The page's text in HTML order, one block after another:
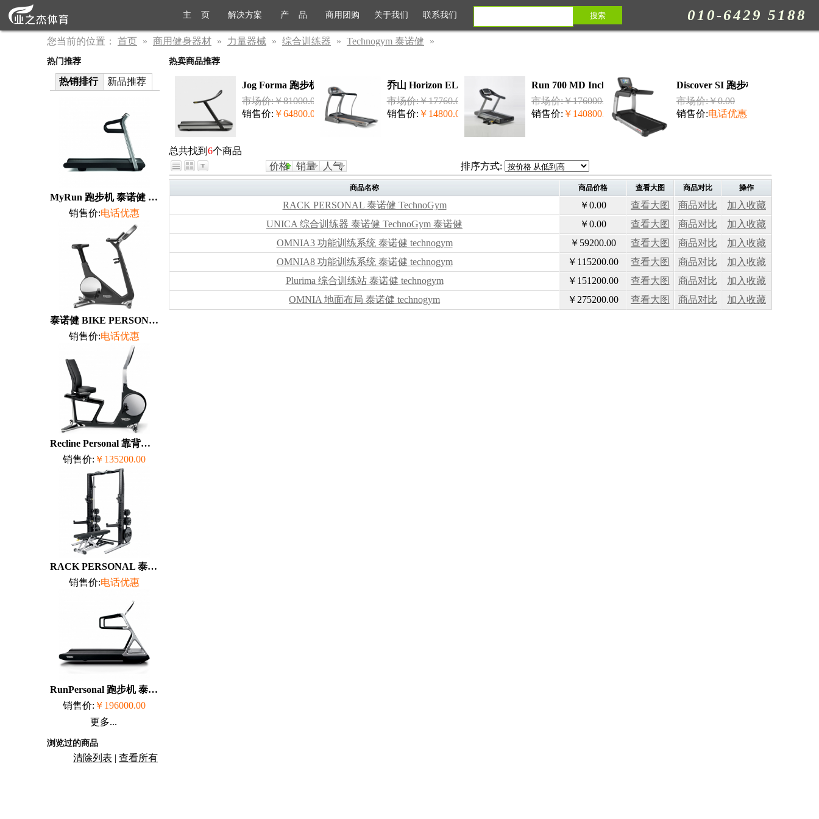
主 页 解决方案 产 品 商用团购 关于我们 联系我们 010-6429 5188
您当前的位置： 首页 » 商用健身器材 » 力量器械 » 综合训练器 » Technogym 泰诺健 »
热卖商品推荐
Jog Forma 跑步机 泰诺健...
市场价:￥81000.00
销售价: ￥64800.00
乔山 Horizon ELITE T4000 跑步机
市场价:￥17760.00
销售价: ￥14800.00
Run 700 MD Inclusive 跑步机...
市场价:￥176000.00
销售价: ￥140800.00
Discover SI 跑步机 力健...
市场价:￥0.00
销售价:电话优惠
总共找到 6个商品
价格
销量 人气 排序方式:
商品名称 商品价格 查看大图 商品对比 操作
RACK PERSONAL 泰诺健 TechnoGym ￥0.00 查看大图 商品对比
加入收藏
UNICA 综合训练器 泰诺健 TechnoGym 泰诺健
￥0.00 查看大图 商品对比
加入收藏
OMNIA3 功能训练系统 泰诺健 technogym
￥59200.00 查看大图 商品对比
加入收藏
OMNIA8 功能训练系统 泰诺健 technogym
￥115200.00 查看大图 商品对比
加入收藏
Plurima 综合训练站 泰诺健 technogym
￥151200.00 查看大图 商品对比
加入收藏
OMNIA 地面布局 泰诺健 technogym
￥275200.00 查看大图 商品对比 加入收藏
热门推荐
热销排行 新品推荐
MyRun 跑步机 泰诺健 TechnoGym
销售价:电话优惠
泰诺健 BIKE PERSONAL 立式健身车
销售价:电话优惠
Recline Personal 靠背式健身车 泰诺健...
销售价: ￥135200.00
RACK PERSONAL 泰诺健 TechnoGym
销售价:电话优惠
RunPersonal 跑步机 泰诺健 TechnoGym
销售价: ￥196000.00
更多...
浏览过的商品
清除列表 | 查看所有